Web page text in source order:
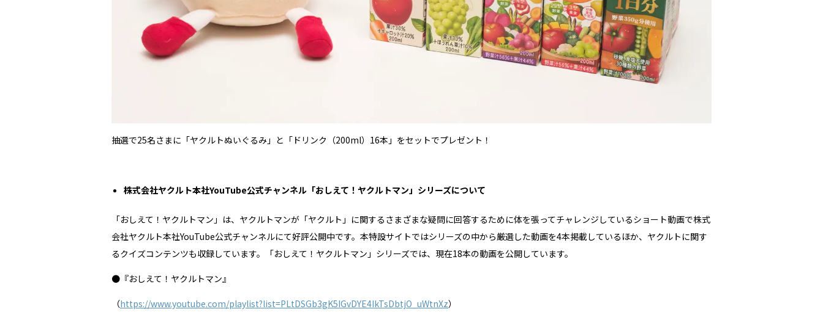
抽選で25名さまに「ヤクルトぬいぐるみ」と「ドリンク（200ml）16本」をセットでプレゼント！
株式会社ヤクルト本社YouTube公式チャンネル「おしえて！ヤクルトマン」シリーズについて
「おしえて！ヤクルトマン」は、ヤクルトマンが「ヤクルト」に関するさまざまな疑問に回答するために体を張ってチャレンジしているショート動画で株式
会社ヤクルト本社YouTube公式チャンネルにて好評公開中です。本特設サイトではシリーズの中から厳選した動画を4本掲載しているほか、ヤクルトに関す
るクイズコンテンツも収録しています。「おしえて！ヤクルトマン」シリーズでは、現在18本の動画を公開しています。
●『おしえて！ヤクルトマン』
（https://www.youtube.com/playlist?list=PLtDSGb3gK5IGvDYE4IkTsDbtjO_uWtnXz）